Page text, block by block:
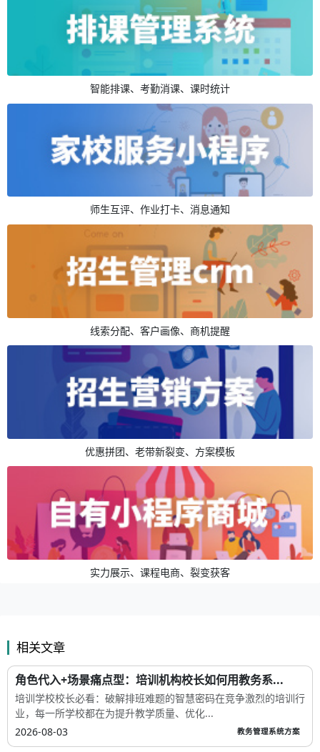
智能排课、考勤消课、课时统计
师生互评、作业打卡、消息通知
线索分配、客户画像、商机提醒
优惠拼团、老带新裂变、方案模板
实力展示、课程电商、裂变获客
相关文章
角色代入+场景痛点型：培训机构校长如何用教务系...
培训学校校长必看：破解排班难题的智慧密码在竞争激烈的培训行
业，每一所学校都在为提升教学质量、优化...
2026-08-03
教务管理系统方案